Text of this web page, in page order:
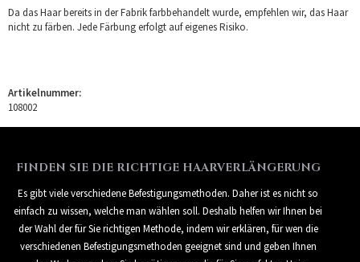
Da das Haar bereits in der Fabrik farbbehandelt wurde, empfehlen wir, das Haar
nicht zu färben. Jede Färbung erfolgt auf eigenes Risiko.
Artikelnummer:
108002
FINDEN SIE DIE RICHTIGE HAARVERLÄNGERUNG
Es gibt viele verschiedene Befestigungsmethoden. Daher ist es nicht so
einfach zu wissen, welche man wählen soll. Deshalb helfen wir Ihnen bei
der Wahl der für Sie richtigen Methode, indem wir erklären, für wen die
verschiedenen Befestigungsmethoden geeignet sind und geben Ihnen